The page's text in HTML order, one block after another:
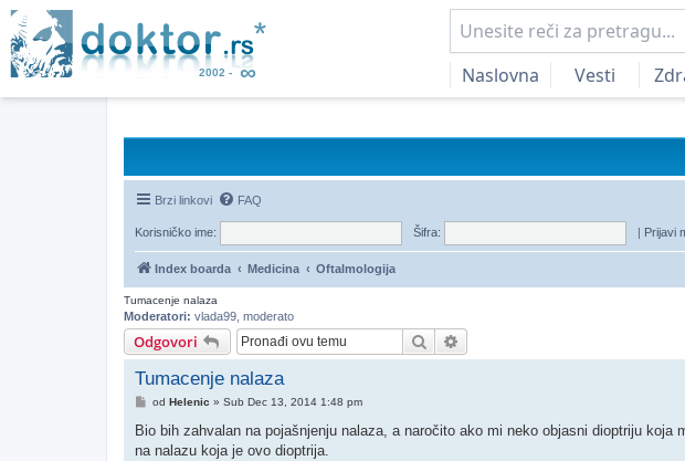
Naslovna
Vesti
Brzi linkovi FAQ
Korisničko ime: Šifra: | Prijavi
Index boarda Medicina Oftalmologija
Tumacenje nalaza
Moderatori: vlada99 moderato
Odgovori Pretraga
Tumacenje nalaza
Post
od Helenic » Sub Dec 13, 2014 1:48 pm
Bio bih zahvalan na pojašnjenju nalaza, a naročito ako mi neko objasni dioptriju
na nalazu koja je ovo dioptrija.